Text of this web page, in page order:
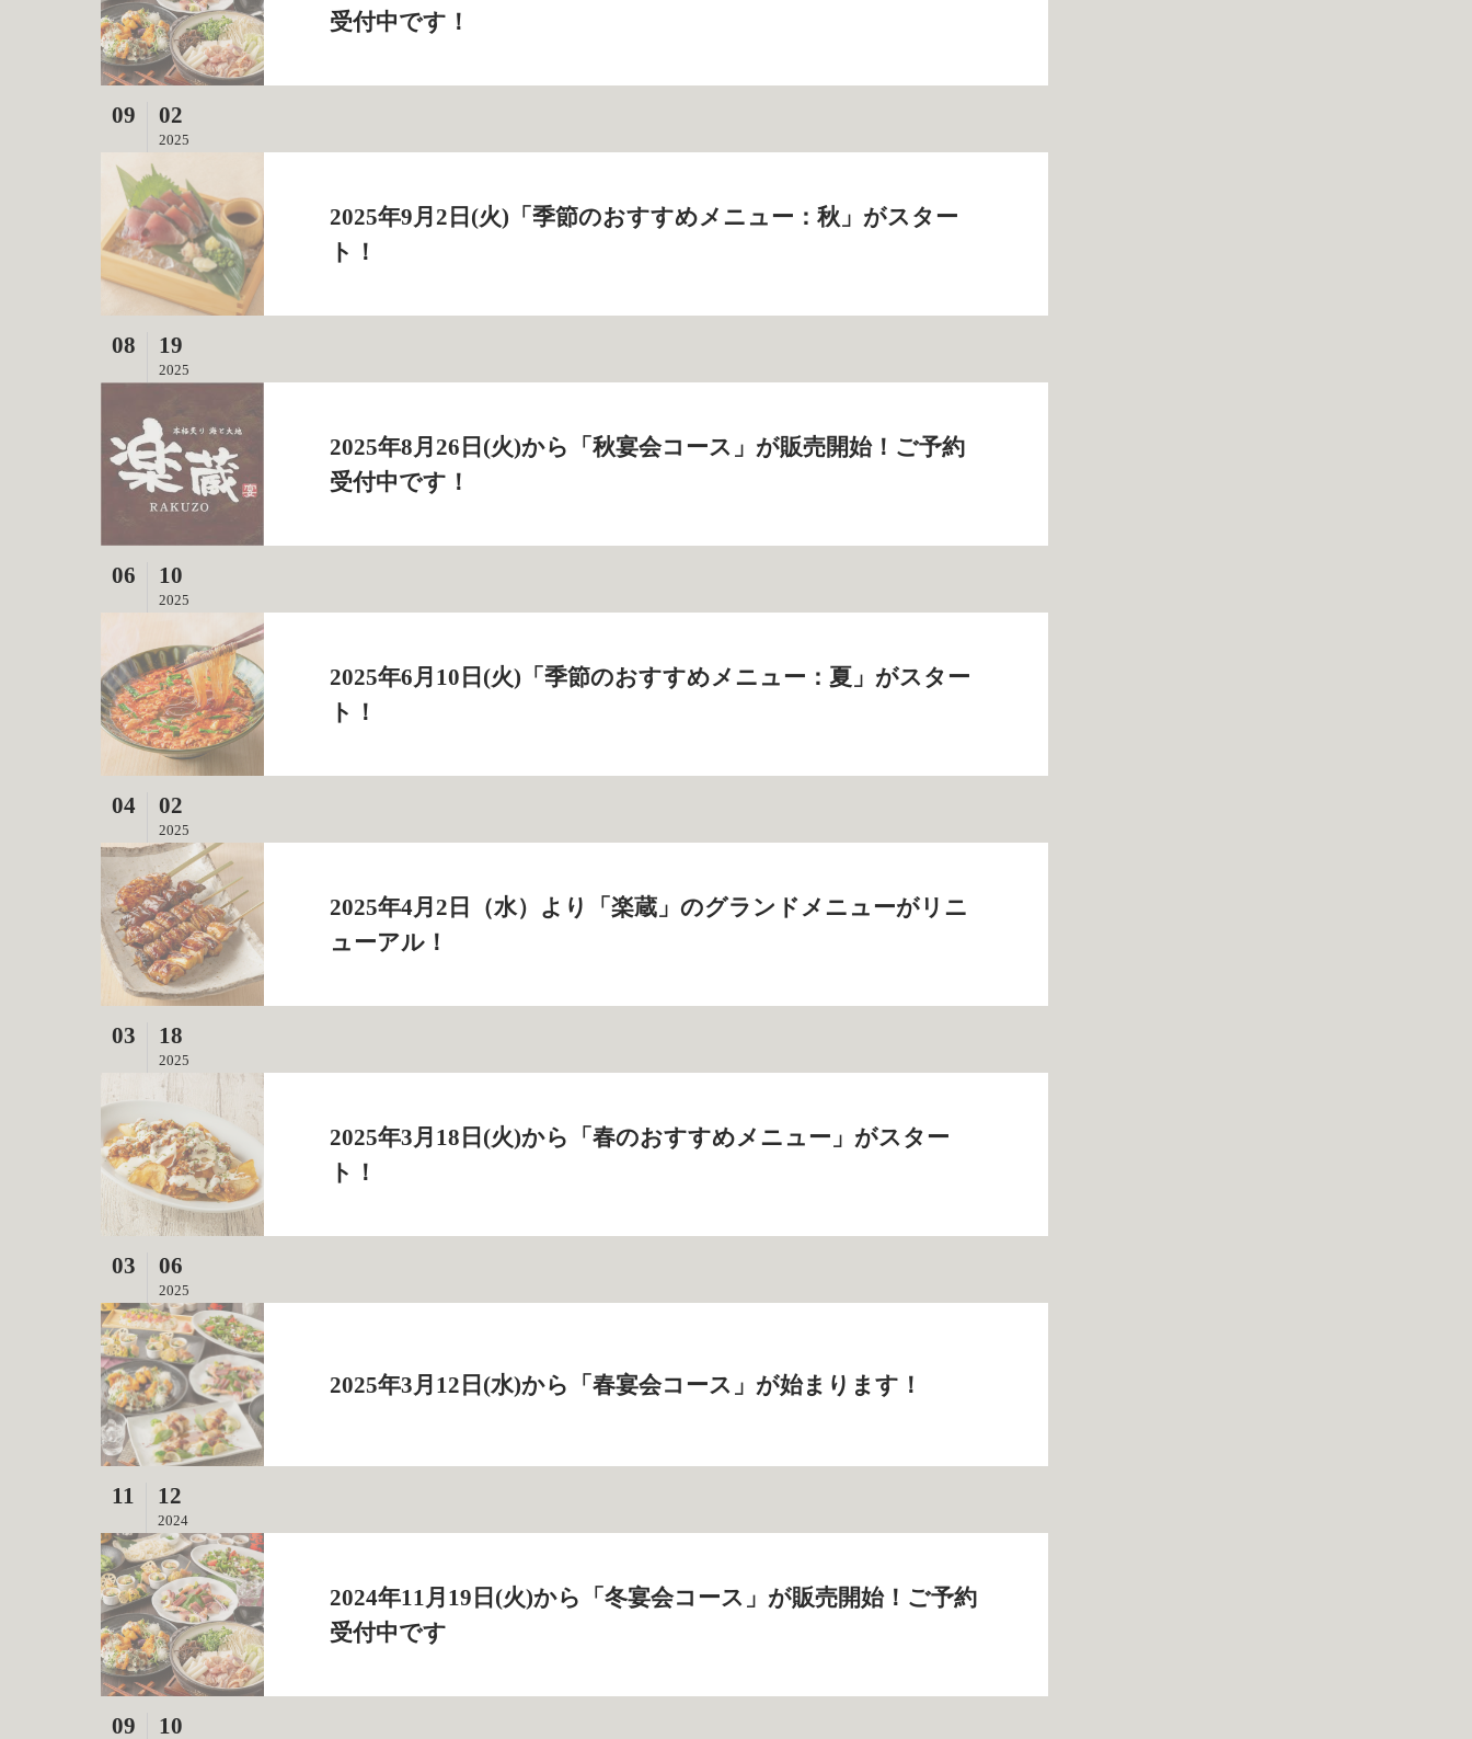
受付中です！
09 02
2025
2025年9月2日(火)「季節のおすすめメニュー：秋」がスター
ト！
08 19
2025
2025年8月26日(火)から「秋宴会コース」が販売開始！ご予約
受付中です！
06 10
2025
2025年6月10日(火)「季節のおすすめメニュー：夏」がスター
ト！
04 02
2025
2025年4月2日（水）より「楽蔵」のグランドメニューがリニ
ューアル！
03 18
2025
2025年3月18日(火)から「春のおすすめメニュー」がスター
ト！
03 06
2025
2025年3月12日(水)から「春宴会コース」が始まります！
11 12
2024
2024年11月19日(火)から「冬宴会コース」が販売開始！ご予約
受付中です
09 10